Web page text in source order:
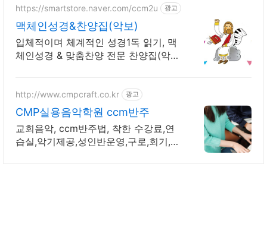
https://smartstore.naver.com/ccm2u 광고
맥체인성경&찬양집(악보)
입체적이며 체계적인 성경1독 읽기, 맥
체인성경 & 맞춤찬양 전문 찬양집(악
http://www.cmpcraft.co.kr 광고
CMP실용음악학원 ccm반주
교회음악, ccm반주법, 착한 수강료,연
습실,악기제공,성인반운영,구로,회기,미